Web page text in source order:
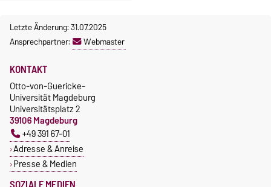
Letzte Änderung: 31.07.2025
Ansprechpartner:
Webmaster
KONTAKT
Otto-von-Guericke-
Universität Magdeburg
Universitätsplatz 2
39106 Magdeburg
+49 391 67-01
Adresse & Anreise
Presse & Medien